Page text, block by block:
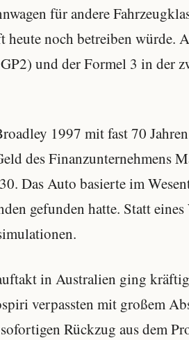
für andere
heute noch betreiben würde.
und der Formel 3 in der
1997 mit fast 70
des Finanzunternehmens
Das Auto basierte im
gefunden hatte. Statt
in Australien ging
verpassten mit großem
Rückzug aus dem